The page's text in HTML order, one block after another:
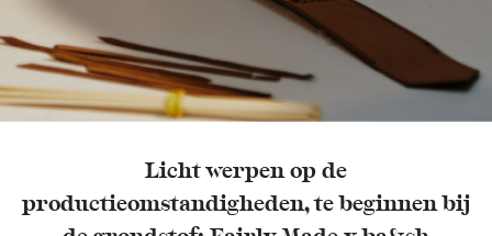
Licht werpen op de
productieomstandigheden, te beginnen bij